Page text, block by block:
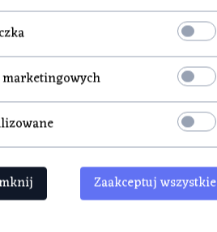
marketingowych
Zaakceptuj wszystkie